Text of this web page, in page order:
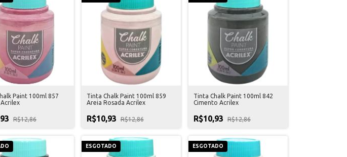
Paint 100ml 857
R$12,86
Tinta Chalk Paint 100ml 859
Areia Rosada Acrilex
R$10,93 R$12,86
Tinta Chalk Paint 100ml 842
Cimento Acrilex
R$10,93 R$12,86
ESGOTADO ESGOTADO